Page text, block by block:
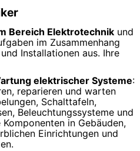
Bereich Elektrotechnik und
im Zusammenhang
Installationen aus. Ihre
elektrischer Systeme:
reparieren und warten
Schalttafeln,
Beleuchtungssysteme und
in Gebäuden,
Einrichtungen und